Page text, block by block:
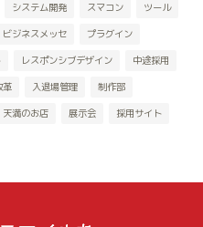
システム開発 スマコン ツール
ビジネスメッセ プラグイン
レスポンシブデザイン 中途採用
革 入退場管理 制作部
天満のお店 展示会 採用サイト